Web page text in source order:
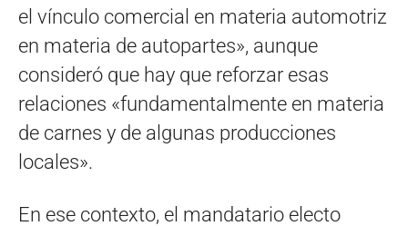
el vínculo comercial en materia automotriz
en materia de autopartes», aunque
consideró que hay que reforzar esas
relaciones «fundamentalmente en materia
de carnes y de algunas producciones
locales».
En ese contexto, el mandatario electo